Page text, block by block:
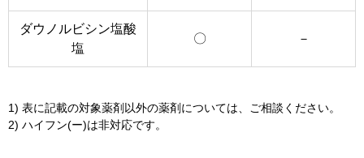
ダウノルビシン塩酸
塩
〇 －
1) 表に記載の対象薬剤以外の薬剤については、ご相談ください。
2) ハイフン(ー)は非対応です。